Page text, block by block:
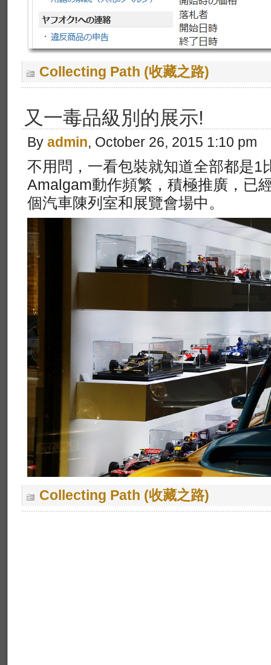
Collecting Path (收藏之路)
又一毒品級別的展示!
By admin, October 26, 2015 1:10 pm
不用問，一看包裝就知道全部都是1
Amalgam動作頻繁，積極推廣，已
個汽車陳列室和展覽會場中。
Collecting Path (收藏之路)